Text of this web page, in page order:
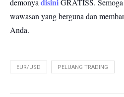
demonyadisiniGRATISS.
wawasan yang berguna dan
Anda.
EUR/USD PELUANG TRADING